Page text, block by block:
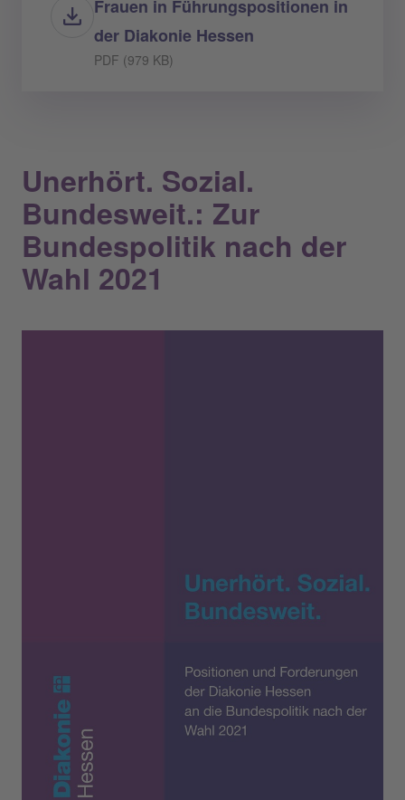
Frauen in Führungspositionen in
der Diakonie Hessen
PDF (979 KB)
Unerhört. Sozial.
Bundesweit.: Zur
Bundespolitik nach der
Wahl 2021